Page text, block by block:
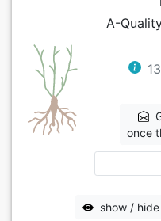
A-
once
show /